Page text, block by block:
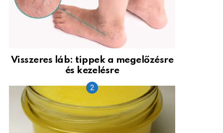
Visszeres láb: tippek a megelőzésre
és kezelésre